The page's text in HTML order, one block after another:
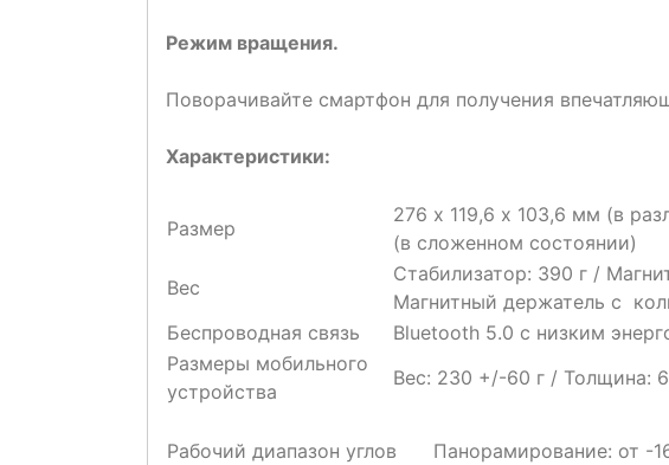
Режим вращения.
Поворачивайте смартфон для получения
Характеристики:
Размер
276 х 119,6 х 103,6 мм (в
(в сложенном состоянии)
Вес
Стабилизатор: 390 г /
Магнитный держатель с
Беспроводная связь
Bluetooth 5.0 с низким
Размеры мобильного
устройства
Вес: 230 +/-60 г / Толщина:
Рабочий диапазон углов
Панорамирование: от -